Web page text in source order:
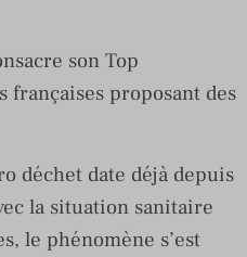
son Top
françaises proposant des
déchet date déjà depuis
la situation sanitaire
le phénomène s’est